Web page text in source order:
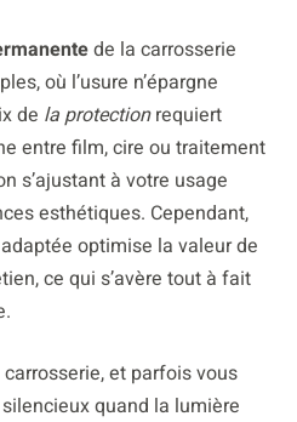
de la carrosserie
où l’usure n’épargne
de la protectionrequiert
entre film, cire ou traitement
s’ajustant à votre usage
esthétiques. Cependant,
optimise la valeur de
ce qui s’avère tout à fait
et parfois vous
quand la lumière